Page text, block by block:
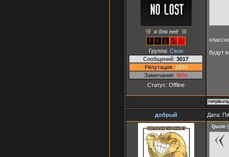
я для неё
Группа: Свои
Сообщений: 3017
Репутация: 1650
Замечания: 80%
Статус: Offline
будут
добрый Дата:
Quote (